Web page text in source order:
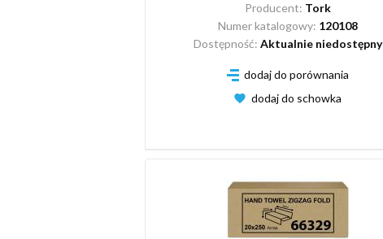
Producent: Tork
Numer katalogowy: 120108
Dostępność: Aktualnie niedostępny
dodaj do porównania
dodaj do schowka